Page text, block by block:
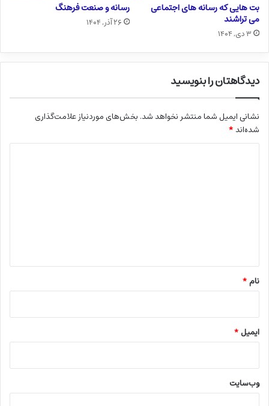
بت هایی که رسانه های اجتماعی
می تراشند
۳ دی, ۱۴۰۴
رسانه و صنعت فرهنگ
۲۶ آذر, ۱۴۰۴
دیدگاهتان را بنویسید
نشانی ایمیل شما منتشر نخواهد شد. بخش‌های موردنیاز علامت‌گذاری
شده‌اند*
نام*
ایمیل*
وب‌سایت